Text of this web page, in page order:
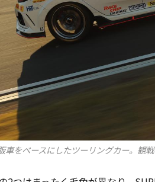
車をベースにしたツーリングカー。観